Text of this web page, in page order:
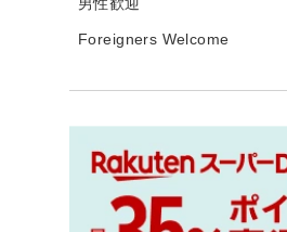
Foreigners Welcome